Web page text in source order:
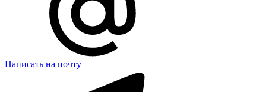
Написать на почту